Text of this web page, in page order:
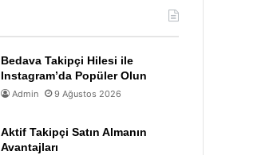
Bedava Takipçi Hilesi ile
Instagram’da Popüler Olun
Admin 9 Ağustos 2026
Aktif Takipçi Satın Almanın
Avantajları